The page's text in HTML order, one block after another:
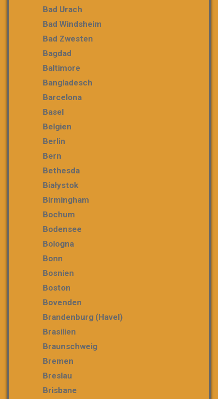
Bad Urach
Bad Windsheim
Bad Zwesten
Bagdad
Baltimore
Bangladesch
Barcelona
Basel
Belgien
Berlin
Bern
Bethesda
Białystok
Birmingham
Bochum
Bodensee
Bologna
Bonn
Bosnien
Boston
Bovenden
Brandenburg (Havel)
Brasilien
Braunschweig
Bremen
Breslau
Brisbane